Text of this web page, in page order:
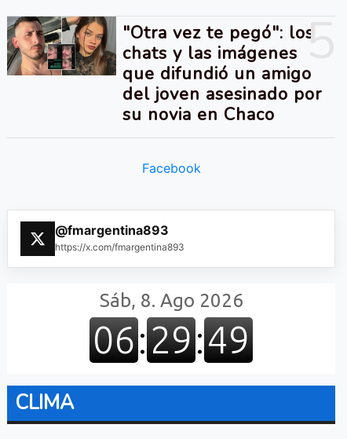
5
"Otra vez te pegó": los
chats y las imágenes
que difundió un amigo
del joven asesinado por
su novia en Chaco
Facebook
@fmargentina893
https://x.com/fmargentina893
CLIMA